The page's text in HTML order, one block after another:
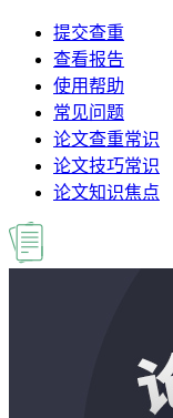
提交查重
查看报告
使用帮助
常见问题
论文查重常识
论文技巧常识
论文知识焦点